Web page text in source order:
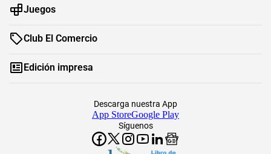
Juegos
Club El Comercio
Edición impresa
Síguenos
Descarga nuestra App
App StoreGoogle Play